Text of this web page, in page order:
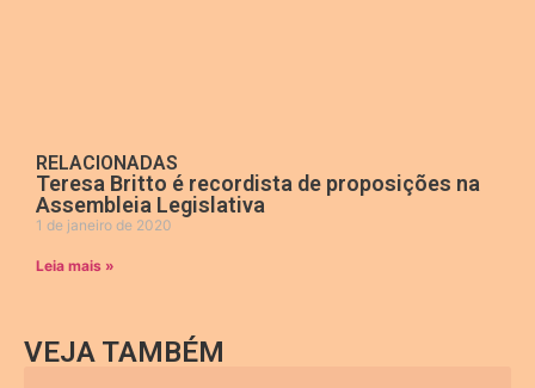
RELACIONADAS
Teresa Britto é recordista de proposições na
Assembleia Legislativa
1 de janeiro de 2020
Leia mais »
VEJA TAMBÉM